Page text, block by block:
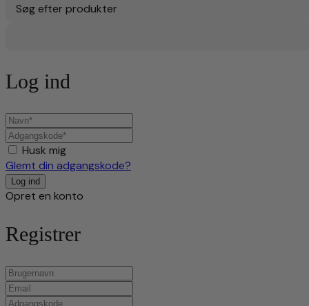
Søg efter produkter
Log ind
Husk mig
Glemt din adgangskode?
Opret en konto
Registrer